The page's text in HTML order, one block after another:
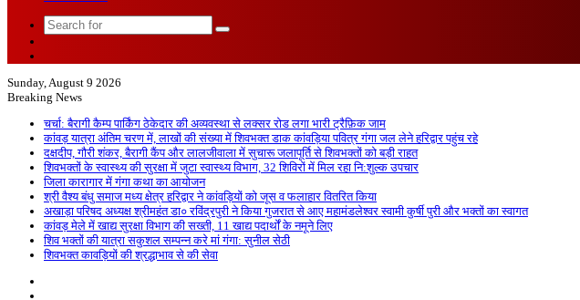
Search
Sunday, August 9 2026
Breaking News
चर्चा: बैरागी कैम्प पार्किंग ठेकेदार की अव्यवस्था से लक्सर रोड लगा भारी ट्रैफ़िक जाम
कांवड़ यात्रा अंतिम चरण में, लाखों की संख्या में शिवभक्त डाक कांवड़िया पवित्र गंगा जल लेने हरिद्वार पहुंच रहे
दक्षदीप, गौरी शंकर, बैरागी कैंप और लालजीवाला में सुचारू जलापूर्ति से शिवभक्तों को बड़ी राहत
शिवभक्तों के स्वास्थ्य की सुरक्षा में जुटा स्वास्थ्य विभाग, 32 शिविरों में मिल रहा नि:शुल्क उपचार
जिला कारागार में गंगा कथा का आयोजन
श्री वैश्य बंधु समाज मध्य क्षेत्र हरिद्वार ने कांवड़ियों को जूस व फलाहार वितरित किया
अखाड़ा परिषद अध्यक्ष श्रीमहंत डा० रविंद्रपुरी ने किया गुजरात से आए महामंडलेश्वर स्वामी कुर्षी पुरी और भक्तों का स्वागत
कांवड़ मेले में खाद्य सुरक्षा विभाग की सख्ती, 11 खाद्य पदार्थों के नमूने लिए
शिव भक्तों की यात्रा सकुशल सम्पन्न करे मां गंगा: सुनील सेठी
शिवभक्त कावड़ियों की श्रद्धाभाव से की सेवा